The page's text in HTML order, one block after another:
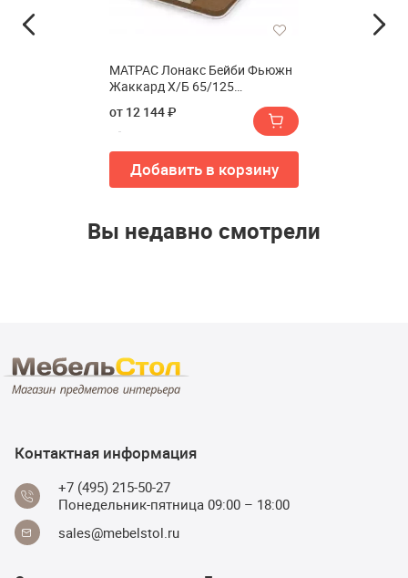
МАТРАС Лонакс Бейби Фьюжн
Жаккард Х/Б 65/125
FUSION Жаккард Х/Б 65/125
см)
от 12 144 ₽
Добавить в корзину
Вы недавно смотрели
Контактная информация
+7 (495) 215-50-27
Понедельник-пятница 09:00 – 18:00
sales@mebelstol.ru